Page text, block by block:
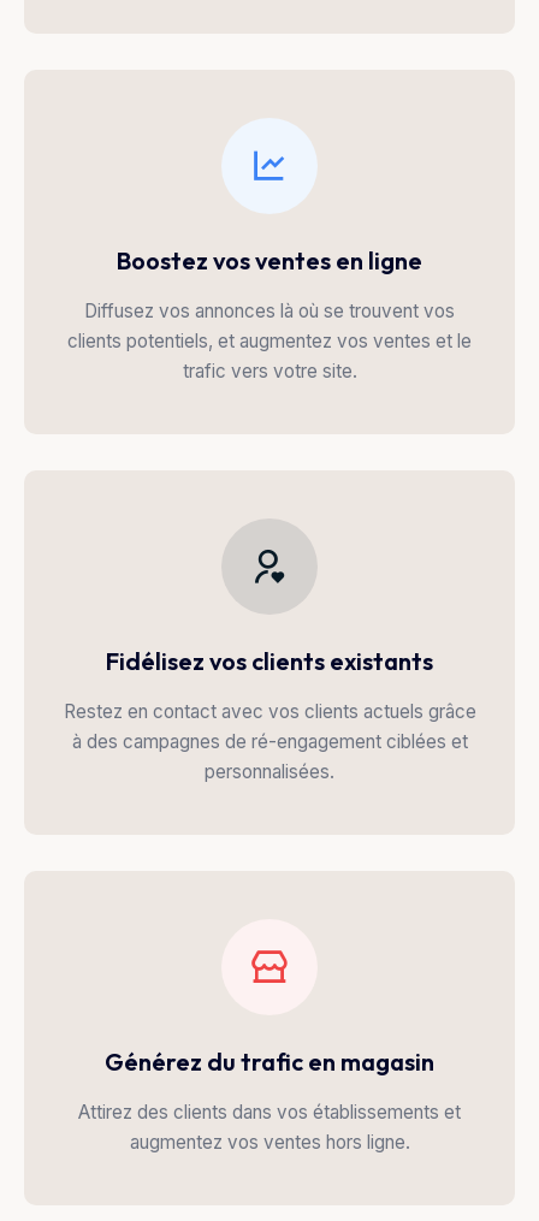
Boostez vos ventes en ligne
Diffusez vos annonces là où se trouvent vos
clients potentiels, et augmentez vos ventes et le
trafic vers votre site.
Fidélisez vos clients existants
Restez en contact avec vos clients actuels grâce
à des campagnes de ré-engagement ciblées et
personnalisées.
Générez du trafic en magasin
Attirez des clients dans vos établissements et
augmentez vos ventes hors ligne.